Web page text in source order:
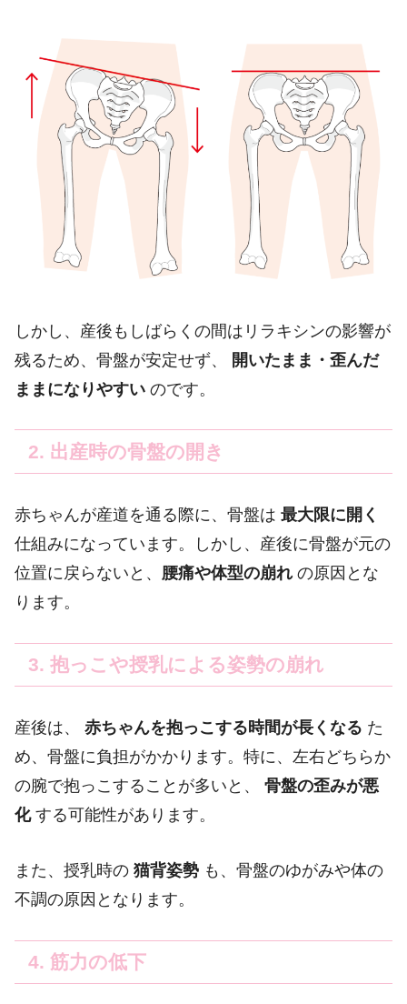
しかし、産後もしばらくの間はリラキシンの影響が
残るため、骨盤が安定せず、
開いたまま・歪んだ
ままになりやすい のです。
2. 出産時の骨盤の開き
赤ちゃんが産道を通る際に、骨盤は 最大限に開く
仕組みになっています。しかし、産後に骨盤が元の
位置に戻らないと、 腰痛や体型の崩れ の原因とな
ります。
3. 抱っこや授乳による姿勢の崩れ
産後は、 赤ちゃんを抱っこする時間が長くなる た
め、骨盤に負担がかかります。特に、左右どちらか
の腕で抱っこすることが多いと、 骨盤の歪みが悪
化する可能性があります。
また、授乳時の 猫背姿勢 も、骨盤のゆがみや体の
不調の原因となります。
4. 筋力の低下